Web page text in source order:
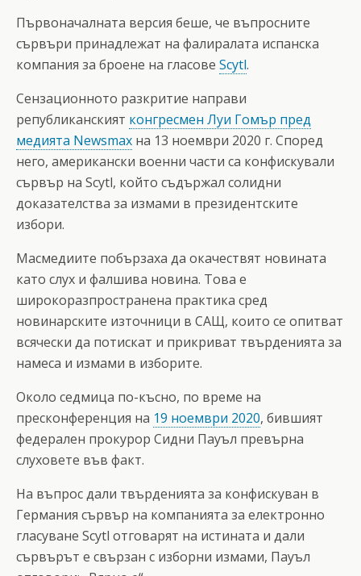
Първоначалната версия беше, че въпросните
сървъри принадлежат на фалиралата испанска
компания за броене на гласове Scytl.
Сензационното разкритие направи
републиканският конгресмен Луи Гомър пред
медията Newsmax на 13 ноември 2020 г. Според
него, американски военни части са конфискували
сървър на Scytl, който съдържал солидни
доказателства за измами в президентските
избори.
Масмедиите побързаха да окачествят новината
като слух и фалшива новина. Това е
широкоразпространена практика сред
новинарските източници в САЩ, които се опитват
всячески да потискат и прикриват твърденията за
намеса и измами в изборите.
Около седмица по-късно, по време на
пресконференция на 19 ноември 2020, бившият
федерален прокурор Сидни Пауъл превърна
слуховете във факт.
На въпрос дали твърденията за конфискуван в
Германия сървър на компанията за електронно
гласуване Scytl отговарят на истината и дали
сървърът е свързан с изборни измами, Пауъл